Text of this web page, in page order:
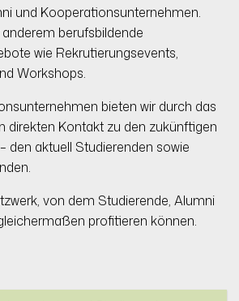
und Kooperationsunternehmen.
berufsbildende
wie Rekrutierungsevents,
Workshops.
bieten wir durch das
direkten Kontakt zu den zukünftigen
den aktuell Studierenden sowie
von dem Studierende, Alumni
profitieren können.